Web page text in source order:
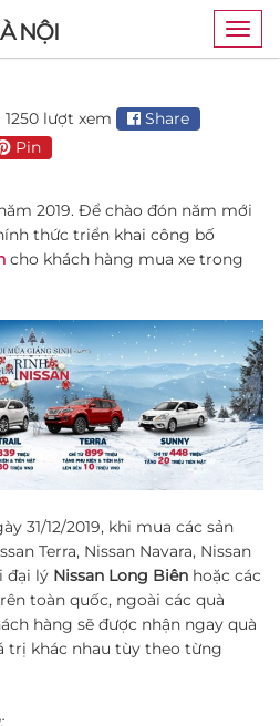
NỘI
1250 lượt xem
Share
Pin
2019. Để chào đón năm mới
thức triển khai công bố
cho khách hàng mua xe trong
31/12/2019, khi mua các sản
Terra, Nissan Navara, Nissan
đại lý Nissan Long Biên hoặc các
toàn quốc, ngoài các quà
hàng sẽ được nhận ngay quà
khác nhau tùy theo từng